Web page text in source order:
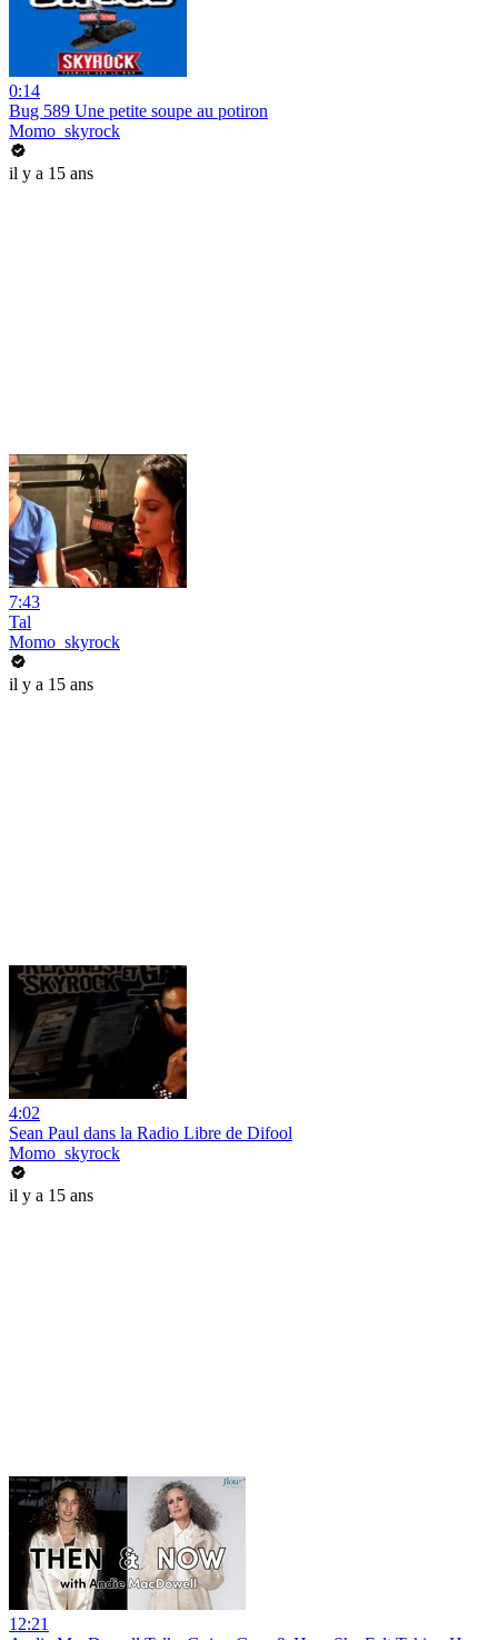
0:14
Bug 589 Une petite soupe au potiron
Momo_skyrock
il y a 15 ans
7:43
Tal
Momo_skyrock
il y a 15 ans
4:02
Sean Paul dans la Radio Libre de Difool
Momo_skyrock
il y a 15 ans
12:21